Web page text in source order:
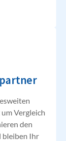
Vergleich
den
bleiben Ihr